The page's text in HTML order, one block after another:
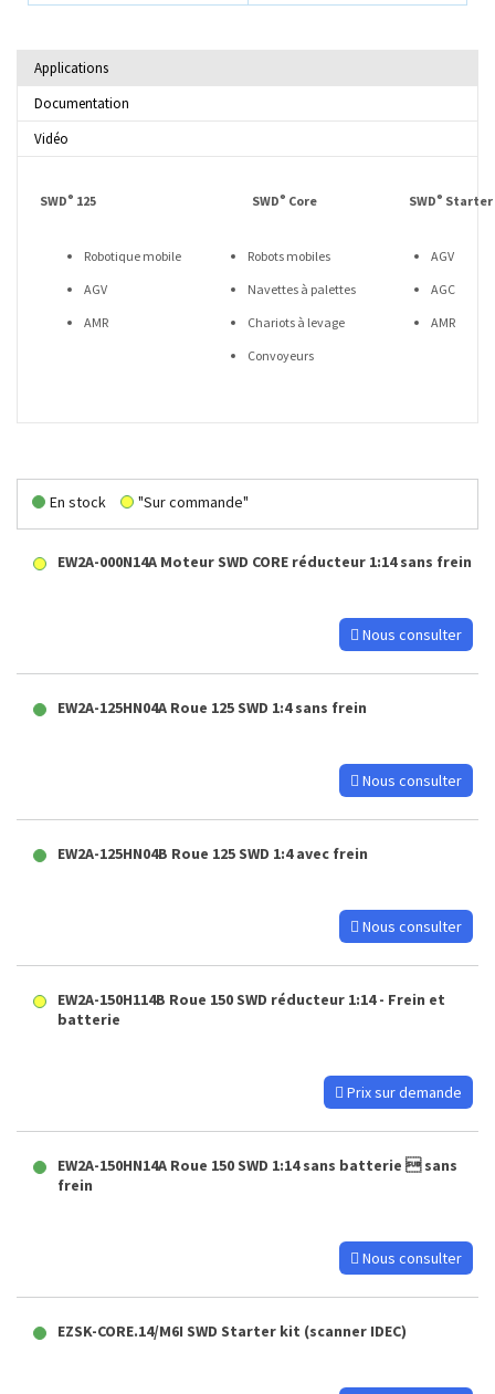
Applications
Documentation
Vidéo
SWD® 125 SWD® Core SWD® Starter
Robotique mobile
AGV
AMR
Robots mobiles
Navettes à palettes
Chariots à levage
Convoyeurs
AGV
AGC
AMR
En stock "Sur commande"
EW2A-000N14A Moteur SWD CORE réducteur 1:14 sans frein
Nous consulter
EW2A-125HN04A Roue 125 SWD 1:4 sans frein
Nous consulter
EW2A-125HN04B Roue 125 SWD 1:4 avec frein
Nous consulter
EW2A-150H114B Roue 150 SWD réducteur 1:14 - Frein et
batterie
Prix sur demande
EW2A-150HN14A Roue 150 SWD 1:14 sans batterie  sans
frein
Nous consulter
EZSK-CORE.14/M6I SWD Starter kit (scanner IDEC)